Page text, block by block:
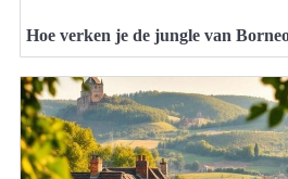
Hoe verken je de jungle van